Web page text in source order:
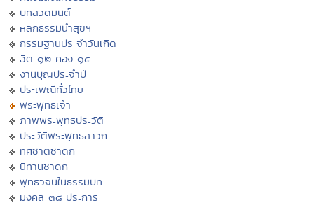
บทสวดมนต์
หลักธรรมนำสุขฯ
กรรมฐานประจำวันเกิด
ฮีต ๑๒ คอง ๑๔
งานบุญประจำปี
ประเพณีทั่วไทย
พระพุทธเจ้า
ภาพพระพุทธประวัติ
ประวัติพระพุทธสาวก
ทศชาติชาดก
นิทานชาดก
พุทธวจนในธรรมบท
มงคล ๓๘ ประการ